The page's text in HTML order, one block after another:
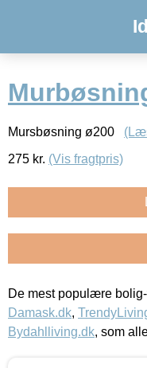
Mursbøsning ø200
275 kr. (Vis fragtpris)
De mest populære
Damask.dk,
Bydahlliving.dk, som